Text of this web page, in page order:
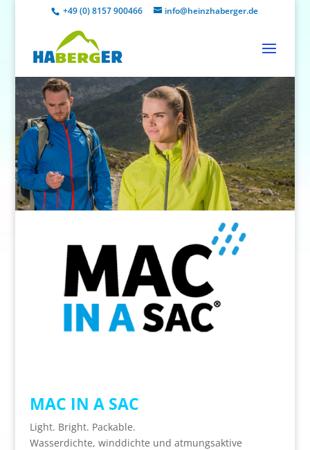
+49 (0) 8157 900466 info@heinzhaberger.de
MAC IN A SAC
Light. Bright. Packable.
Wasserdichte, winddichte und atmungsaktive